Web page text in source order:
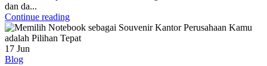
dan da...
Continue reading
17 Jun
Blog